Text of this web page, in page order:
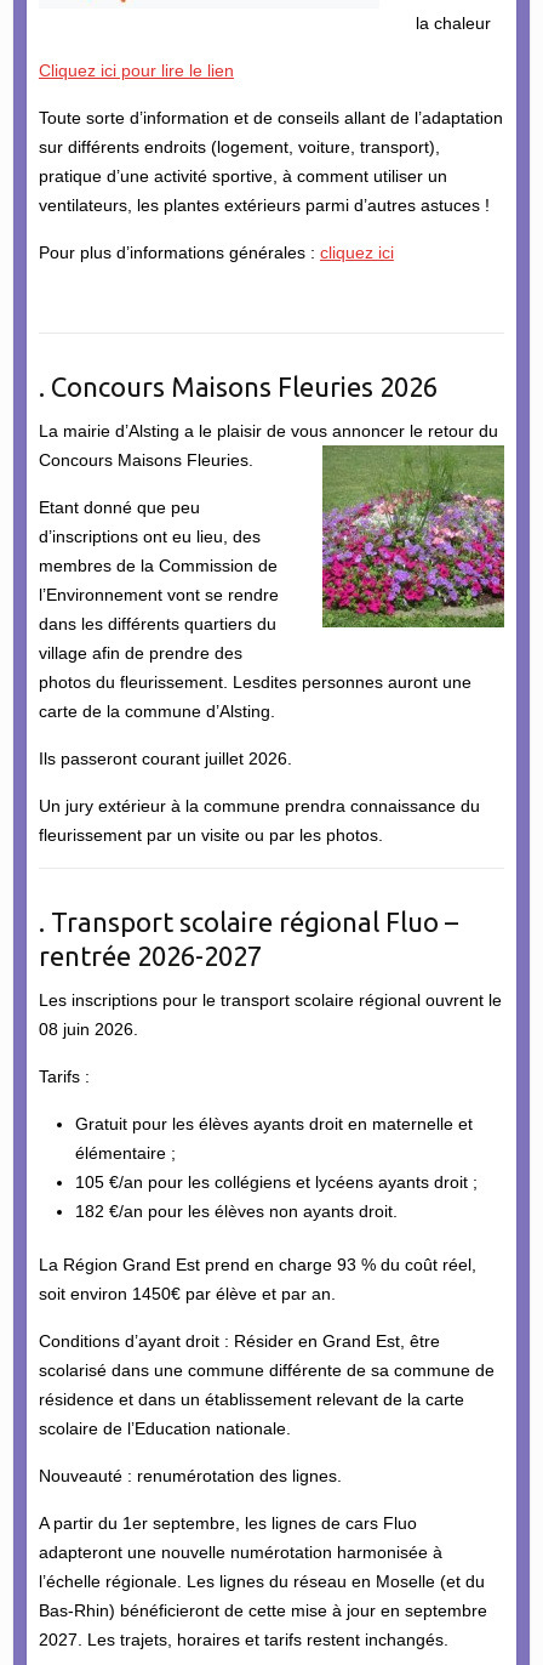
la chaleur
Cliquez ici pour lire le lien
Toute sorte d’information et de conseils allant de l’adaptation
sur différents endroits (logement, voiture, transport),
pratique d’une activité sportive, à comment utiliser un
ventilateurs, les plantes extérieurs parmi d’autres astuces !
Pour plus d’informations générales : cliquez ici
. Concours Maisons Fleuries 2026
La mairie d’Alsting a le plaisir de vous annoncer le retour du
Concours Maisons Fleuries.
Etant donné que peu
d’inscriptions ont eu lieu, des
membres de la Commission de
l’Environnement vont se rendre
dans les différents quartiers du
village afin de prendre des
photos du fleurissement. Lesdites personnes auront une
carte de la commune d’Alsting.
Ils passeront courant juillet 2026.
Un jury extérieur à la commune prendra connaissance du
fleurissement par un visite ou par les photos.
. Transport scolaire régional Fluo –
rentrée 2026-2027
Les inscriptions pour le transport scolaire régional ouvrent le
08 juin 2026.
Tarifs :
Gratuit pour les élèves ayants droit en maternelle et
élémentaire ;
105 €/an pour les collégiens et lycéens ayants droit ;
182 €/an pour les élèves non ayants droit.
La Région Grand Est prend en charge 93 % du coût réel,
soit environ 1450€ par élève et par an.
Conditions d’ayant droit : Résider en Grand Est, être
scolarisé dans une commune différente de sa commune de
résidence et dans un établissement relevant de la carte
scolaire de l’Education nationale.
Nouveauté : renumérotation des lignes.
A partir du 1er septembre, les lignes de cars Fluo
adapteront une nouvelle numérotation harmonisée à
l’échelle régionale. Les lignes du réseau en Moselle (et du
Bas-Rhin) bénéficieront de cette mise à jour en septembre
2027. Les trajets, horaires et tarifs restent inchangés.